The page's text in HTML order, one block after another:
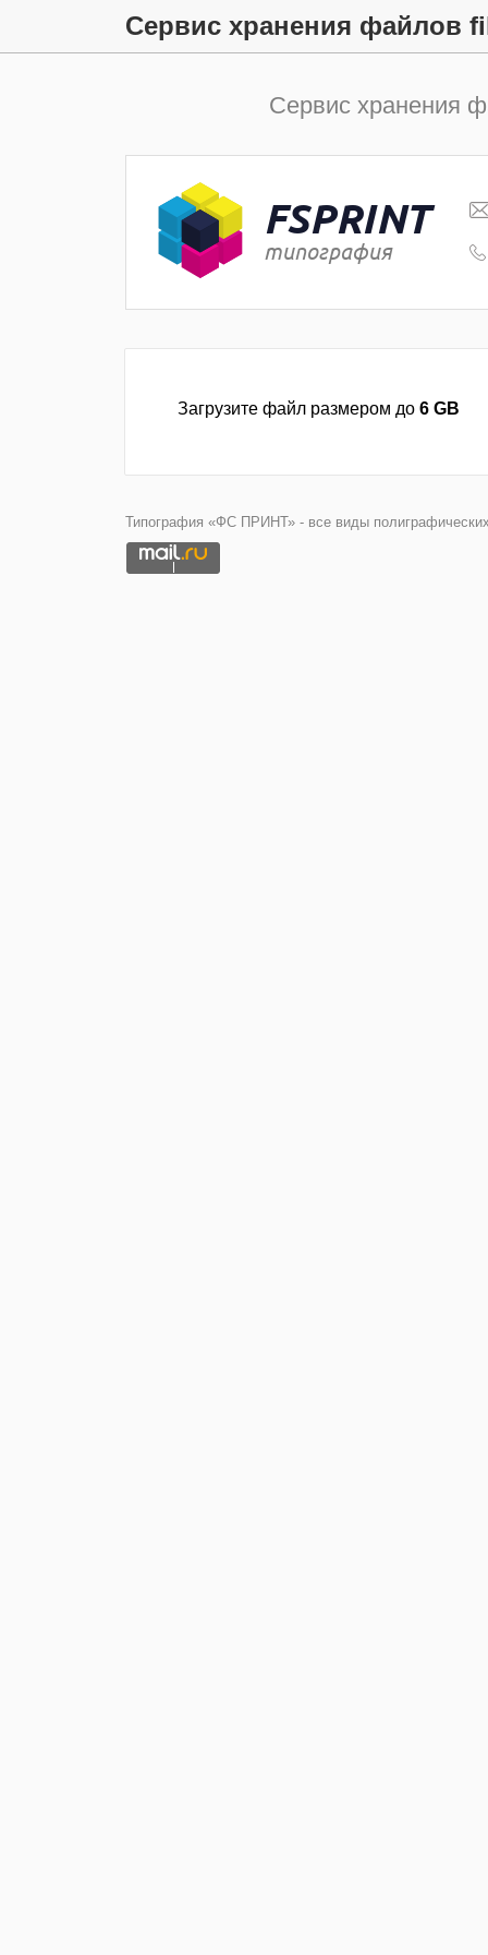
Сервис хранения файлов
Сервис хранения
FSPRINT
типография
Загрузите файл размером до 6 GB
Типография «ФС ПРИНТ» - все виды